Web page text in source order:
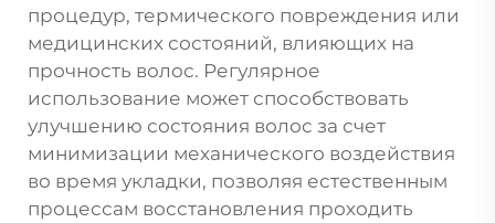
процедур, термического повреждения или
медицинских состояний, влияющих на
прочность волос. Регулярное
использование может способствовать
улучшению состояния волос за счет
минимизации механического воздействия
во время укладки, позволяя естественным
процессам восстановления проходить